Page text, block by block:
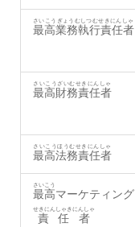
最高業務執行責任者
さいこうぎょうむしつむせきにんしゃ
最高財務責任者
さいこうざいむせきにんしゃ
最高法務責任者
さいこうほうむせきにんしゃ
最高
さいこう
マーケティング
責任者
せきにんしゃきにんしゃ